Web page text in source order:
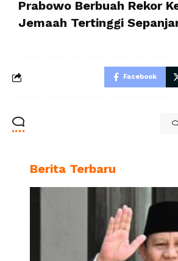
Prabowo Berbuah Rekor
Jemaah Tertinggi
Facebook
Berita Terbaru